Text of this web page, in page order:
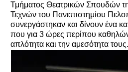
Τμήματος Θεατρικών Σπουδών
Τεχνών του Πανεπιστημίου
συνεργάστηκαν και δίνουν ένα
που για 3 ώρες περίπου
απλότητα και την αμεσότητα τους.